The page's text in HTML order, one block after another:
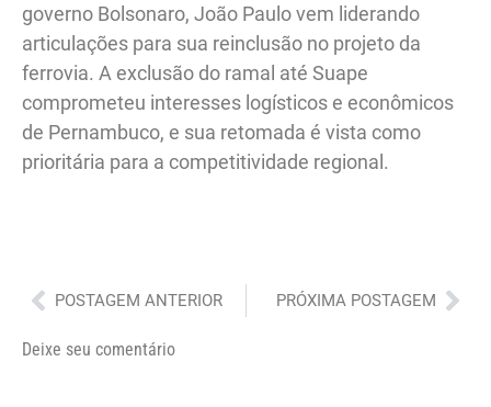
governo Bolsonaro, João Paulo vem liderando
articulações para sua reinclusão no projeto da
ferrovia. A exclusão do ramal até Suape
comprometeu interesses logísticos e econômicos
de Pernambuco, e sua retomada é vista como
prioritária para a competitividade regional.
Anterior
POSTAGEM ANTERIOR PRÓXIMA POSTAGEM
Deixe seu comentário